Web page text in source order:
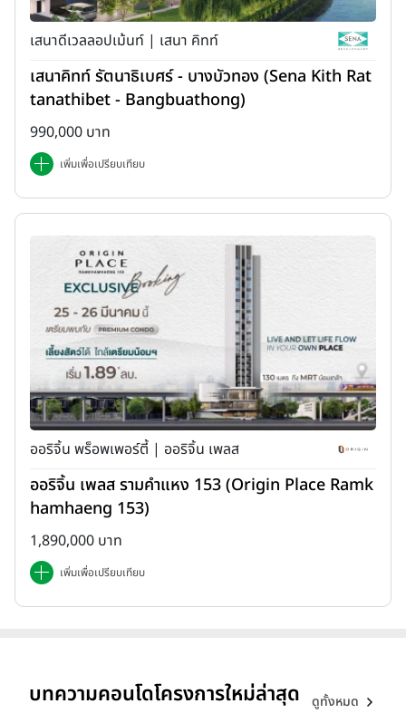
ใจไม่ซื้อ หรือไม่เช่าก็ได้ ข้อมูลที่ชอบปิดบังกันบ่อยก็เช่น ปัญหาที่จอดรถ
ไม่พอ นิติบุคคลบริหารจัดการไม่ดีทะเลาะกับลูกบ้าน ส่วนกลางยังสร้างไม่
หรือตัวห้องมี Defect ซึ่งบางทีดูจากตาเปล่าอาจไม่เห็น ข้อแนะนำเราคือ
ถ้าถามนายหน้า แล้วได้คำตอบที่ฟังแล้วอาจไม่จริงเท่าไหร่ ให้ลองแอบ
ถามลูกบ้านที่อยู่โครงการจริงๆ หรือเข้าไปส่องตาม Webboard หรือ
Facebook ของโครงการดู ก็พอจะเห็นได้ว่าโครงการนี้มีปัญหาอะไรบ้าง
เรื่องสำคัญต่อมาที่พวกเรามักจะพลาดกันบ่อยๆ คือไม่คุย หรือตกลงกับ
นายหน้าให้ชัดเจนเกี่ยวกับตัวเลขเงินๆ ทองๆ ในต่างประเทศเขามักเซ็น
เสนาดีเวลลอปเม้นท์ | เสนา คิทท์
เสนาคิทท์ รัตนาธิเบศร์ - บางบัวทอง (Sena Kith Rat
tanathibet - Bangbuathong)
990,000 บาท
เพิ่มเพื่อเปรียบเทียบ
ออริจิ้น พร็อพเพอร์ตี้ | ออริจิ้น เพลส
ออริจิ้น เพลส รามคำแหง 153 (Origin Place Ramk
hamhaeng 153)
1,890,000 บาท
เพิ่มเพื่อเปรียบเทียบ
บทความคอนโดโครงการใหม่ล่าสุด ดูทั้งหมด